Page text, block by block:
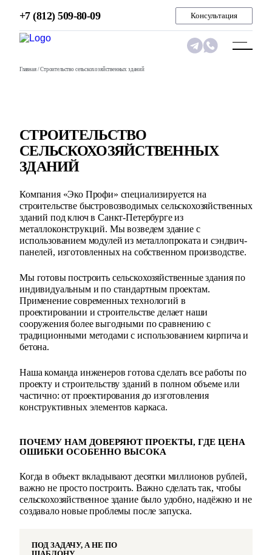
+7 (812) 509-80-09 Консультация
Главная/ Строительство сельскохозяйственных зданий
СТРОИТЕЛЬСТВО
СЕЛЬСКОХОЗЯЙСТВЕННЫХ
ЗДАНИЙ
Компания «Эко Профи» специализируется на
строительстве быстровозводимых сельскохозяйственных
зданий под ключ в Санкт-Петербурге из
металлоконструкций. Мы возведем здание с
использованием модулей из металлопроката и сэндвич-
панелей, изготовленных на собственном производстве.
Мы готовы построить сельскохозяйственные здания по
индивидуальным и по стандартным проектам.
Применение современных технологий в
проектировании и строительстве делает наши
сооружения более выгодными по сравнению с
традиционными методами с использованием кирпича и
бетона.
Наша команда инженеров готова сделать все работы по
проекту и строительству зданий в полном объеме или
частично: от проектирования до изготовления
конструктивных элементов каркаса.
ПОЧЕМУ НАМ ДОВЕРЯЮТ ПРОЕКТЫ, ГДЕ ЦЕНА
ОШИБКИ ОСОБЕННО ВЫСОКА
Когда в объект вкладывают десятки миллионов рублей,
важно не просто построить. Важно сделать так, чтобы
сельскохозяйственное здание было удобно, надёжно и не
создавало новые проблемы после запуска.
ПОД ЗАДАЧУ, А НЕ ПО